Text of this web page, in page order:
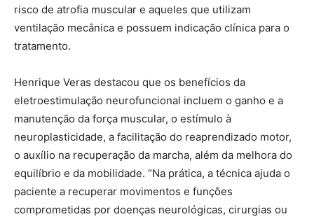
risco de atrofia muscular e aqueles que utilizam
ventilação mecânica e possuem indicação clínica para o
tratamento.
Henrique Veras destacou que os benefícios da
eletroestimulação neurofuncional incluem o ganho e a
manutenção da força muscular, o estímulo à
neuroplasticidade, a facilitação do reaprendizado motor,
o auxílio na recuperação da marcha, além da melhora do
equilíbrio e da mobilidade. “Na prática, a técnica ajuda o
paciente a recuperar movimentos e funções
comprometidas por doenças neurológicas, cirurgias ou